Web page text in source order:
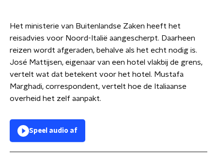
Het ministerie van Buitenlandse Zaken heeft het
reisadvies voor Noord-Italië aangescherpt. Daarheen
reizen wordt afgeraden, behalve als het echt nodig is.
José Mattijsen, eigenaar van een hotel vlakbij de grens,
vertelt wat dat betekent voor het hotel. Mustafa
Marghadi, correspondent, vertelt hoe de Italiaanse
overheid het zelf aanpakt.
Speel audio af